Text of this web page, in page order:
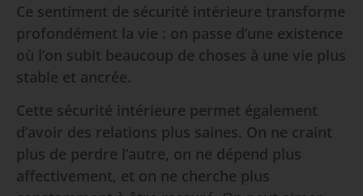
Ce sentiment de sécurité intérieure transforme
profondément la vie : on passe d’une existence
où l’on subit beaucoup de choses à une vie plus
stable et ancrée.
Cette sécurité intérieure permet également
d’avoir des relations plus saines. On ne craint
plus de perdre l’autre, on ne dépend plus
affectivement, et on ne cherche plus